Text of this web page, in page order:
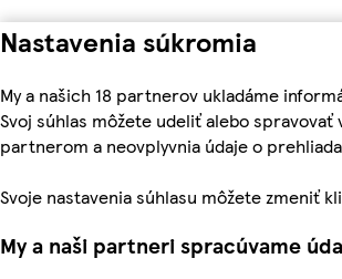
Nastavenia súkromia
My a našich 18 partnerov ukladáme
Svoj súhlas môžete udeliť alebo
partnerom a neovplyvnia údaje o
Svoje nastavenia súhlasu môžete zmeniť
My a naši partneri spracúvame